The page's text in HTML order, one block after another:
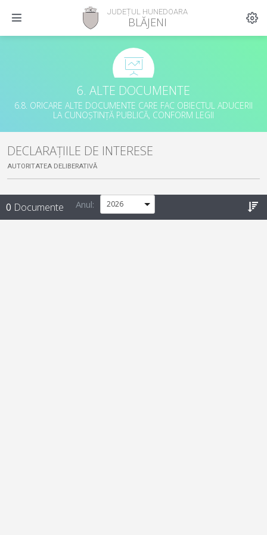
JUDEȚUL HUNEDOARA
BLĂJENI
6. ALTE DOCUMENTE
6.8. ORICARE ALTE DOCUMENTE CARE FAC OBIECTUL ADUCERII
LA CUNOȘTINȚĂ PUBLICĂ, CONFORM LEGII
DECLARAȚIILE DE INTERESE
AUTORITATEA DELIBERATIVĂ
0 Documente Anul: